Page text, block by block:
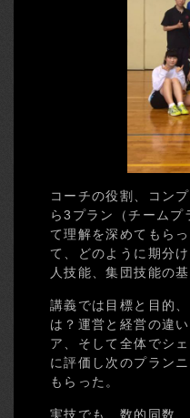
コーチの役割、コン
ら3プラン（チーム
て理解を深めてもら
て、どのように期分
人技能、集団技能の
講義では目標と目的
は？運営と経営の違
ア、そして全体でシ
に評価し次のプラン
もらった。
実技でも、数的同数